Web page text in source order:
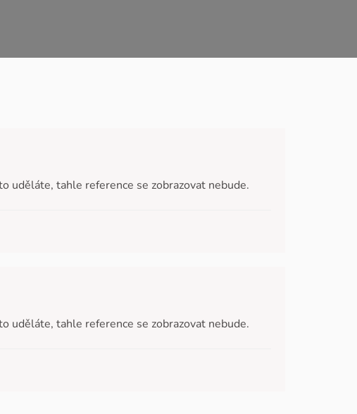
uděláte, tahle reference se zobrazovat nebude.
uděláte, tahle reference se zobrazovat nebude.